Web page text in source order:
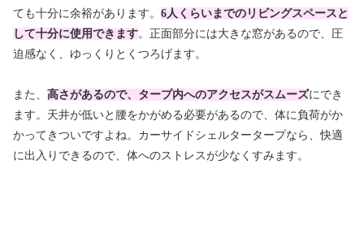
ても十分に余裕があります。 6人くらいまでのリビングスペースと
して十分に使用できます。正面部分には大きな窓があるので、圧
迫感なく、ゆっくりとくつろげます。
また、 高さがあるので、タープ内へのアクセスがスムーズにでき
ます。天井が低いと腰をかがめる必要があるので、体に負荷がか
かってきついですよね。カーサイドシェルタータープなら、快適
に出入りできるので、体へのストレスが少なくすみます。